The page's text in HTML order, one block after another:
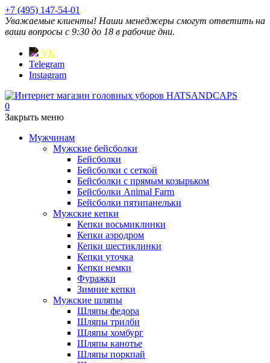
+7 (495) 147-54-01
Уважаемые клиенты! Наши менеджеры смогут ответить на
ваши вопросы с 9:30 до 18 в рабочие дни.
VK
Telegram
Instagram
0
Закрыть меню
Мужчинам
Мужские бейсболки
Бейсболки
Бейсболки с сеткой
Бейсболки с прямым козырьком
Бейсболки Animal Farm
Бейсболки пятипанельки
Мужские кепки
Кепки восьмиклинки
Кепки аэродром
Кепки шестиклинки
Кепки уточка
Кепки немки
Фуражки
Зимние кепки
Мужские шляпы
Шляпы федора
Шляпы трилби
Шляпы хомбург
Шляпы канотье
Шляпы поркпай